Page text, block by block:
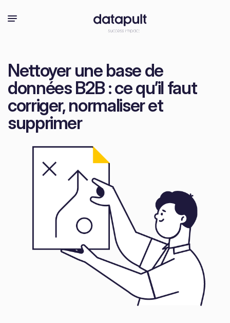
Nettoyer une base de
données B2B : ce qu’il faut
corriger, normaliser et
supprimer